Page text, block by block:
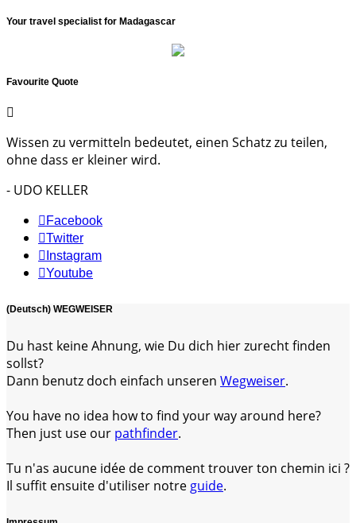
Your travel specialist for Madagascar
Favourite Quote
Wissen zu vermitteln bedeutet, einen Schatz zu teilen,
ohne dass er kleiner wird.
- UDO KELLER
Facebook
Twitter
Instagram
Youtube
(Deutsch) WEGWEISER
Du hast keine Ahnung, wie Du dich hier zurecht finden
sollst?
Dann benutz doch einfach unseren Wegweiser.
You have no idea how to find your way around here?
Then just use our pathfinder.
Tu n'as aucune idée de comment trouver ton chemin ici ?
Il suffit ensuite d'utiliser notre guide.